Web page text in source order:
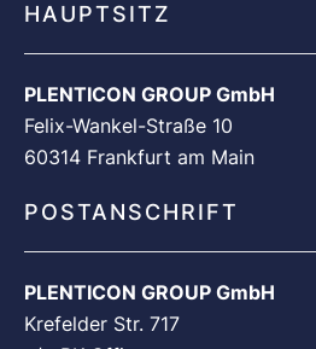
HAUPTSITZ
PLENTICON GROUP GmbH
Felix-Wankel-Straße 10
60314 Frankfurt am Main
POSTANSCHRIFT
PLENTICON GROUP GmbH
Krefelder Str. 717